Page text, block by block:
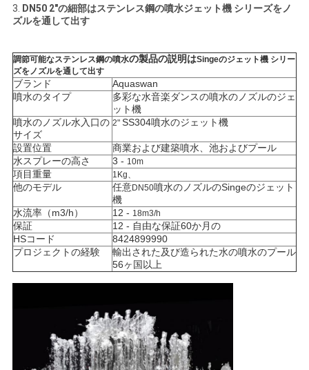
地
図
PRIVACY
POLICY
3. DN50 2"の細部はステンレス鋼の噴水ジェット機 シリーズをノ
ズルを通して出す
調節可能なステンレス鋼の噴水の製品の説明はSingeのジェット機 シリー
ズをノズルを通して出す
ブランド
Aquaswan
噴水のタイプ
多彩な水音楽ダンスの噴水のノズルのジェ
ット機
噴水のノズル水入口の
サイズ
2" SS304噴水のジェット機
設置位置
商業および建築噴水、池およびプール
水スプレーの高さ
3 - 10m
項目重量 1Kg、
他のモデル 任意DN50噴水のノズルのSingeのジェット
機
水流率（m3/h）
12 - 18m3/h
保証
12 - 自由な保証60か月の
HSコード
8424899990
プロジェクトの経験
輸出された及び造られた水の噴水のプール
56ヶ国以上